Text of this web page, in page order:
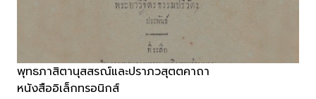
พุทธภาสิตานุสสรณ์และปราภวสุตตคาถา
หนังสืออิเล็กทรอนิกส์